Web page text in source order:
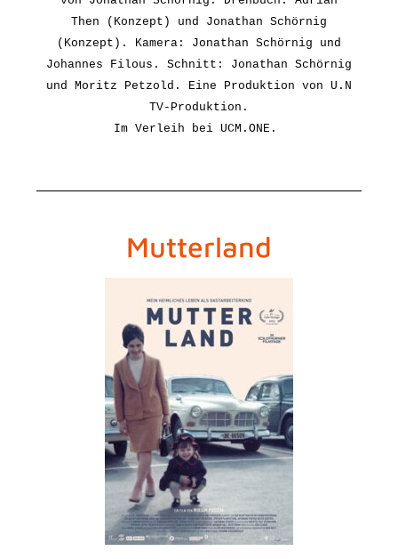
Then (Konzept) und Jonathan Schörnig
(Konzept). Kamera: Jonathan Schörnig und
Johannes Filous. Schnitt: Jonathan Schörnig
und Moritz Petzold. Eine Produktion von U.N
TV-Produktion.
Im Verleih bei UCM.ONE.
Mutterland